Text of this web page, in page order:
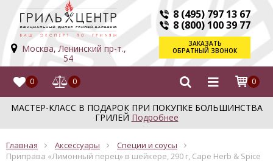
Москва, Ленинский пр-т.,
54
8 (495) 797 13 67
8 (800) 100 39 77
ЗАКАЗАТЬ
ОБРАТНЫЙ ЗВОНОК
0 0 0
МАСТЕР-КЛАСС В ПОДАРОК ПРИ ПОКУПКЕ БОЛЬШИНСТВА
ГРИЛЕЙ Подробнее
Главная Аксессуары
Специи и соусы
Приправа «Лимонный перец» в шейкере, 290 г, Cape Herb & Spice